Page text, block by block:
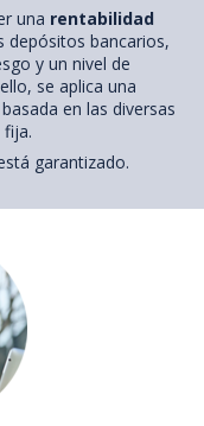
una rentabilidad
depósitos bancarios,
y un nivel de
se aplica una
en las diversas
garantizado.